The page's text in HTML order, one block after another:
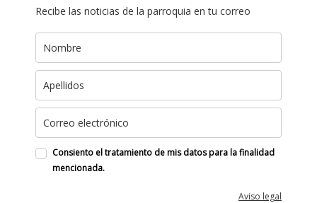
Recibe las noticias de la parroquia en tu correo
Consiento el tratamiento de mis datos para la finalidad
mencionada.
Aviso legal